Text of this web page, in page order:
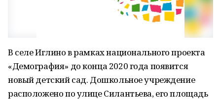
В селе Иглино в рамках национального проекта
«Демография» до конца 2020 года появится
новый детский сад. Дошкольное учреждение
расположено по улице Силантьева, его площадь